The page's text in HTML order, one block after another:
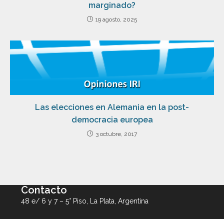
marginado?
19 agosto, 2025
Las elecciones en Alemania en la post-
democracia europea
3 octubre, 2017
Contacto
48 e/ 6 y 7 – 5° Piso, La Plata, Argentina